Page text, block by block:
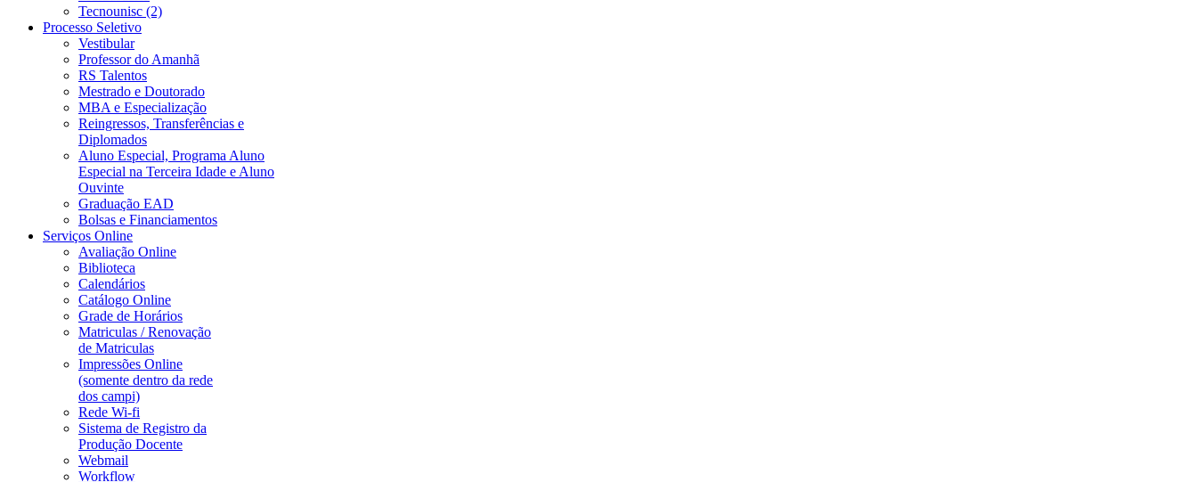
Tecnounisc (2)
Processo Seletivo
Vestibular
Professor do Amanhã
RS Talentos
Mestrado e Doutorado
MBA e Especialização
Reingressos, Transferências e
Diplomados
Aluno Especial, Programa Aluno
Especial na Terceira Idade e Aluno
Ouvinte
Graduação EAD
Bolsas e Financiamentos
Serviços Online
Avaliação Online
Biblioteca
Calendários
Catálogo Online
Grade de Horários
Matriculas / Renovação
de Matriculas
Impressões Online
(somente dentro da rede
dos campi)
Rede Wi-fi
Sistema de Registro da
Produção Docente
Webmail
Workflow